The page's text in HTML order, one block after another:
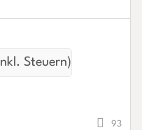
Steuern)
93